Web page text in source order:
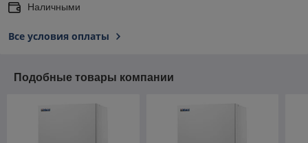
Наличными
Все условия оплаты
Подобные товары компании